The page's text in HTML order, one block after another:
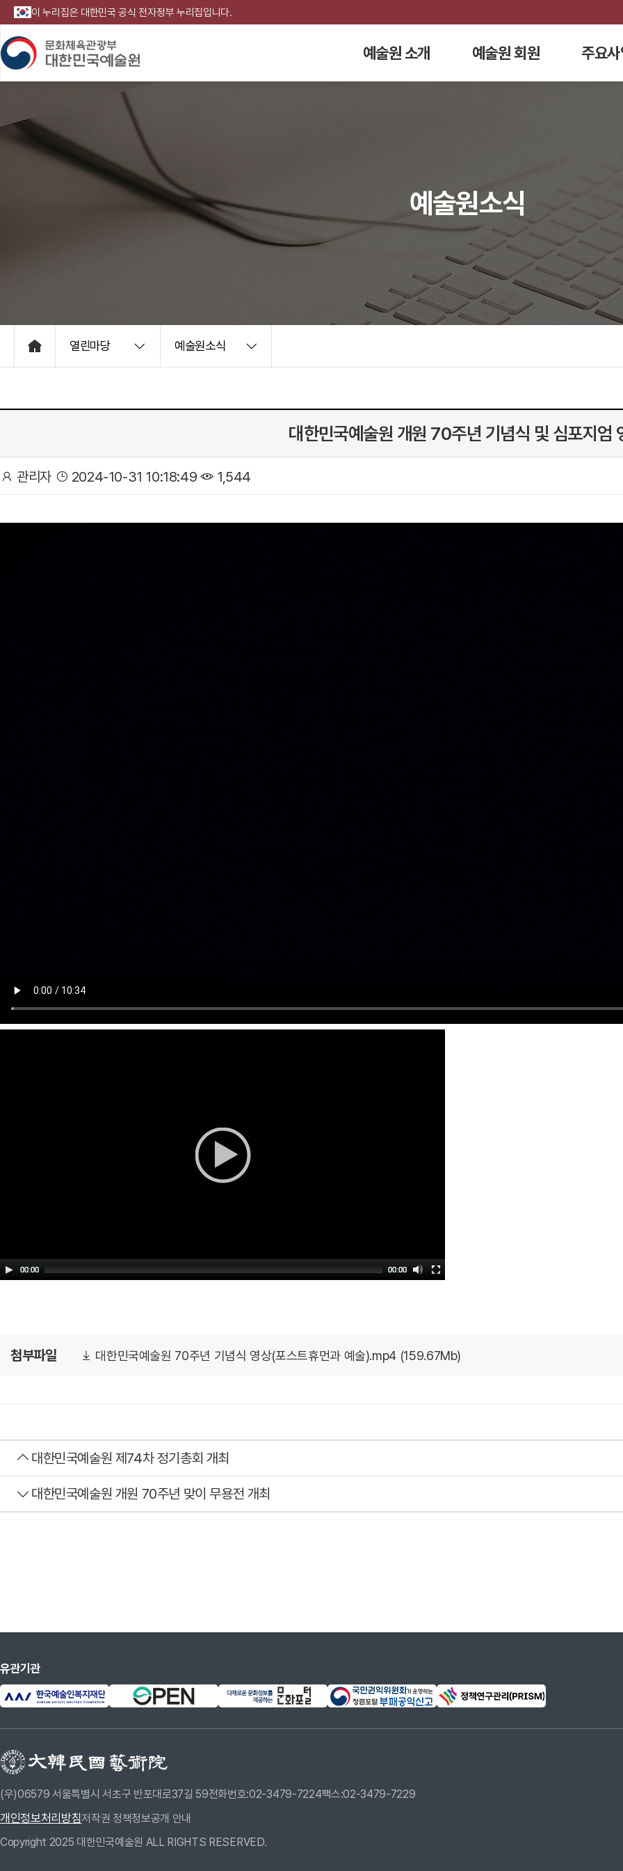
이 누리집은 대한민국 공식 전자정부 누리집입니다.
예술원 소개 예술원 회원 주요
예술원소식
HOME 열린마당 예술원소식
대한민국예술원 개원 70주년 기념식 및 심포지엄
관리자 2024-10-31 10:18:49 1,544
첨부파일 대한민국예술원 70주년 기념식 영상(포스트휴먼과 예술).mp4 (159.67Mb)
대한민국예술원 제74차 정기총회 개최
대한민국예술원 개원 70주년 맞이 무용전 개최
유관기관
(우)06579 서울특별시 서초구 반포대로37길 59전화번호:02-3479-7224팩스:02-3479-7229
개인정보처리방침저작권 정책정보공개 안내
Copyright 2025 대한민국예술원 ALL RIGHTS RESERVED.